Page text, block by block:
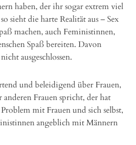
haben, der ihr sogar extrem viel
sieht die harte Realität aus – Sex
machen, auch Feministinnen,
Spaß bereiten. Davon
ausgeschlossen.
und beleidigend über Frauen,
Frauen spricht, der hat
mit Frauen und sich selbst,
angeblich mit Männern